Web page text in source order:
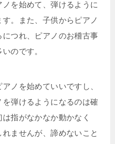
を始めて、弾けるように
。また、子供からピアノ
つれ、ピアノのお稽古事
のです。
ノを始めていいですし、
弾けるようになるのは確
指がなかなか動かなく
ませんが、諦めないこと